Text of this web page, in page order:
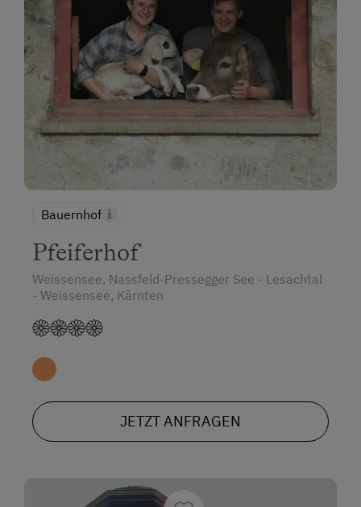
Bauernhof
Pfeiferhof
Weissensee, Nassfeld-Pressegger See - Lesachtal
- Weissensee, Kärnten
JETZT ANFRAGEN